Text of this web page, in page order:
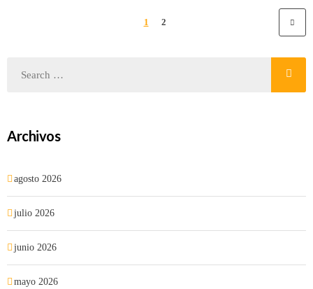
1 2
Archivos
agosto 2026
julio 2026
junio 2026
mayo 2026